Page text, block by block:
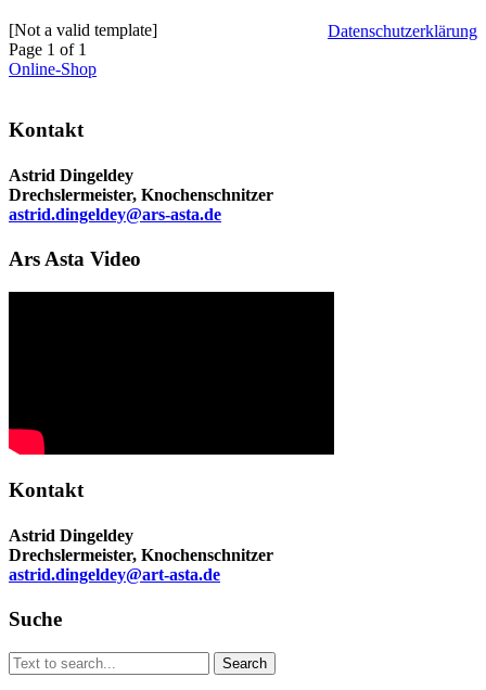
[Not a valid template]
Post
navigation
Page 1 of 1
Datenschutzerklärung
Online-Shop
Kontakt
Astrid Dingeldey
Drechslermeister, Knochenschnitzer
astrid.dingeldey@ars-asta.de
Ars Asta Video
Kontakt
Astrid Dingeldey
Drechslermeister, Knochenschnitzer
astrid.dingeldey@art-asta.de
Suche
Search
for:
Search